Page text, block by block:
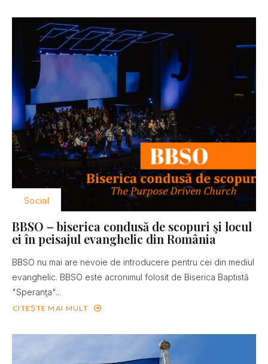
Social
BBSO – biserica condusă de scopuri şi locul
ei în peisajul evanghelic din România
BBSO nu mai are nevoie de introducere pentru cei din mediul
evanghelic. BBSO este acronimul folosit de Biserica Baptistă
"Speranţa"...
CITEȘTE MAI MULT